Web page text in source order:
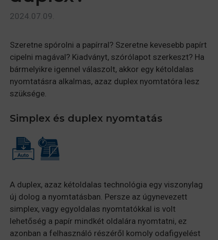
2024.07.09.
Szeretne spórolni a papírral? Szeretne kevesebb papírt
cipelni magával? Kiadványt, szórólapot szerkeszt? Ha
bármelyikre igennel válaszolt, akkor egy kétoldalas
nyomtatásra alkalmas, azaz duplex nyomtatóra lesz
szüksége.
Simplex és duplex nyomtatás
A duplex, azaz kétoldalas technológia egy viszonylag
új dolog a nyomtatásban. Persze az úgynevezett
simplex, vagy egyoldalas nyomtatókkal is volt
lehetőség a papír mindkét oldalára nyomtatni, ez
azonban a felhasználó részéről komoly odafigyelést